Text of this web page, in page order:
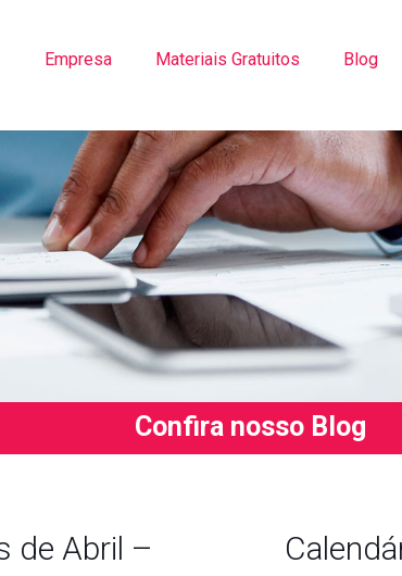
Empresa Materiais Gratuitos Blog
Confira nosso Blog
de Abril –